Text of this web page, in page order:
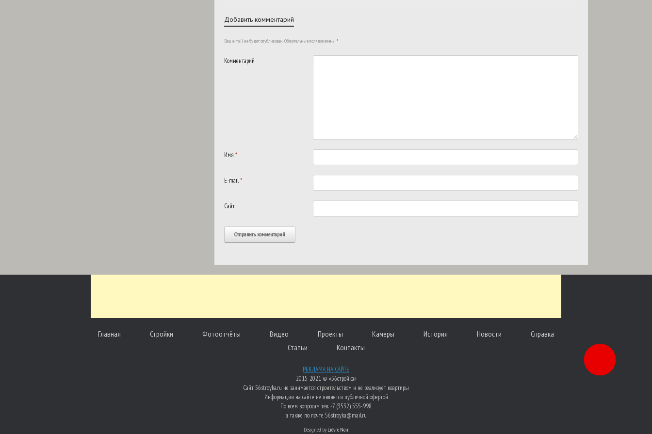
Добавить комментарий
Ваш e-mail не будет опубликован. Обязательные поля помечены*
Комментарий
Имя*
E-mail*
Сайт
Главная Стройки Фотоотчёты Видео Проекты Камеры История Новости
Справка
Статьи
Контакты
РЕКЛАМА НА САЙТЕ
2015-2021 © «56стройка»
Сайт 56stroyka.ru не занимается строительством и не реализует квартиры
Информация на сайте не является публичной офертой
По всем вопросам тел. +7 (3532) 555-998
а также по почте 56stroyka@mail.ru
Designed by Lièvre Noir
Заказать